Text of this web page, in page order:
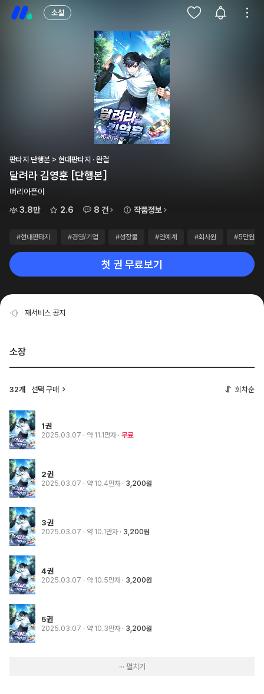
소설
판타지 단행본 > 현대판타지 · 완결
달려라 김영훈 [단행본]
머리아픈이
3.8만
2.6 8 건 작품정보
#현대판타지 #경영/기업 #성장물 #연예계 #회사원 #5만원+
첫 권 무료보기
재서비스 공지
소장
32개 선택 구매 회차순
1권
2025.03.07 · 약 11.1만자 무료
2권
2025.03.07 · 약 10.4만자 3,200원
3권
2025.03.07 · 약 10.1만자 3,200원
4권
2025.03.07 · 약 10.5만자 3,200원
5권
2025.03.07 · 약 10.3만자 3,200원
··· 펼치기